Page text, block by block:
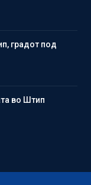
градот под
во Штип